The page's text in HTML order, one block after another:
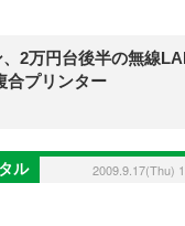
2万円台後半の無線
合プリンター
ル 2009.9.17(Thu)